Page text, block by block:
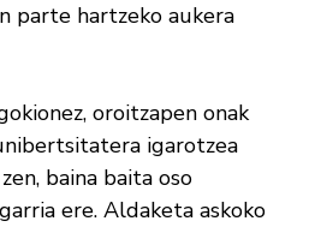
parte hartzeko aukera
oroitzapen onak
igarotzea
baina baita oso
ere. Aldaketa askoko